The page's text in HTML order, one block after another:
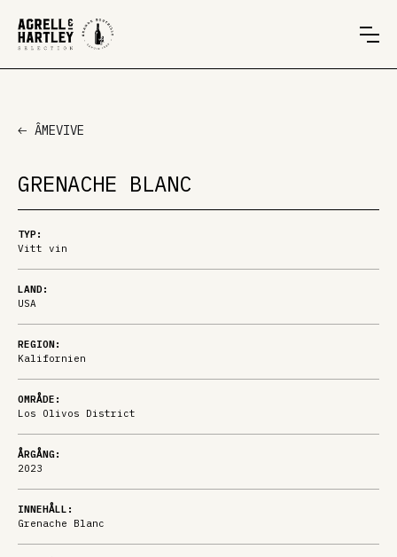
ÂMEVIVE
GRENACHE BLANC
TYP:
Vitt vin
LAND:
USA
REGION:
Kalifornien
OMRÅDE:
Los Olivos District
ÅRGÅNG:
2023
INNEHÅLL:
Grenache Blanc